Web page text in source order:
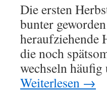
Die ersten
bunter
heraufziehende
die noch
wechseln
Weiterlesen →